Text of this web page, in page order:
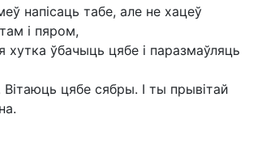
напісаць табе, але не хацеў
і пяром,
хутка ўбачыць цябе і паразмаўляць
цябе сябры. І ты прывітай